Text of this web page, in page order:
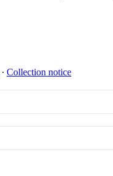
∙ Collection notice